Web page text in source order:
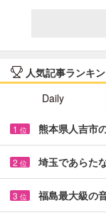
人気記事ランキ
Daily
1 位 熊本県人吉市
2 位 埼玉であらた
3 位 福島最大級の